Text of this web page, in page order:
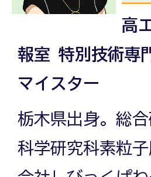
高
報室 特別技術専
マイスター
栃木県出身。総
科学研究科素粒